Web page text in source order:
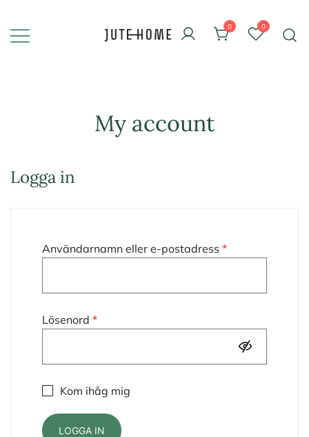
content
0 0
My account
Logga in
Användarnamn eller e-postadress *Obligatoriskt
Lösenord *Obligatoriskt
Kom ihåg mig
LOGGA IN